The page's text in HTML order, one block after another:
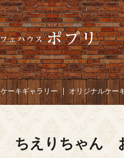
ケーキギャラリー オリジナルケー
ちえりちゃん